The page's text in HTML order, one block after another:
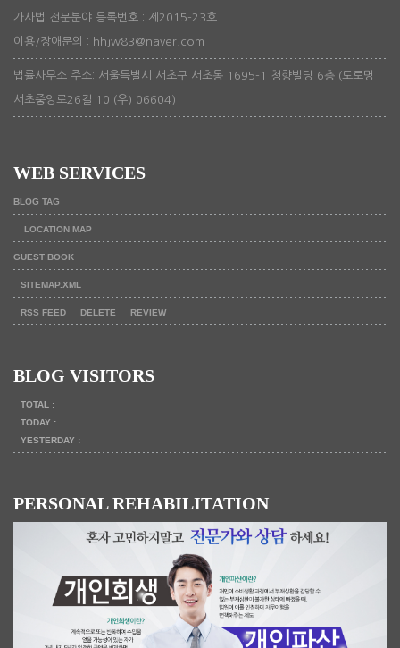
가사법 전문분야 등록번호 : 제2015-23호
이용/장애문의 : hhjw83@naver.com
법률사무소 주소: 서울특별시 서초구 서초동 1695-1 청향빌딩 6층 (도로명 :
서초중앙로26길 10 (우) 06604)
WEB SERVICES
BLOG TAG
LOCATION MAP
GUEST BOOK
SITEMAP.XML
RSS FEED DELETE REVIEW
BLOG VISITORS
TOTAL :
TODAY :
YESTERDAY :
PERSONAL REHABILITATION